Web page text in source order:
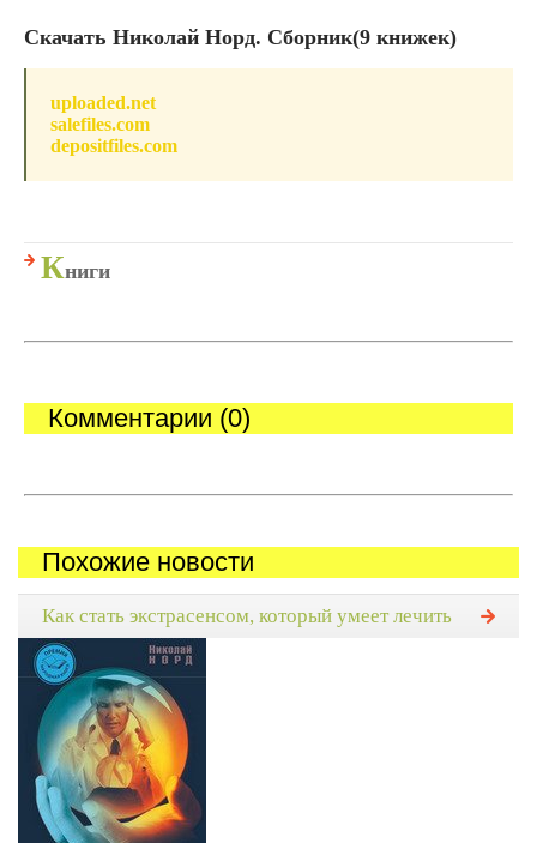
Скачать Николай Норд. Сборник(9 книжек)
uploaded.net
salefiles.com
depositfiles.com
Книги
Комментарии (0)
Похожие новости
Как стать экстрасенсом, который умеет лечить